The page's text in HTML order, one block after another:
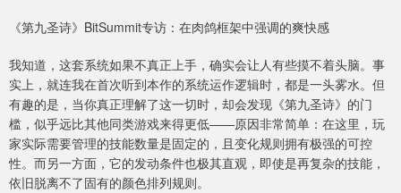
《第九圣诗》BitSummit专访：在肉鸽框架中强调的爽快感
我知道，这套系统如果不真正上手，确实会让人有些摸不着头脑。事
实上，就连我在首次听到本作的系统运作逻辑时，都是一头雾水。但
有趣的是，当你真正理解了这一切时，却会发现《第九圣诗》的门
槛，似乎远比其他同类游戏来得更低——原因非常简单：在这里，玩
家实际需要管理的技能数量是固定的，且变化规则拥有极强的可控
性。而另一方面，它的发动条件也极其直观，即使是再复杂的技能，
依旧脱离不了固有的颜色排列规则。